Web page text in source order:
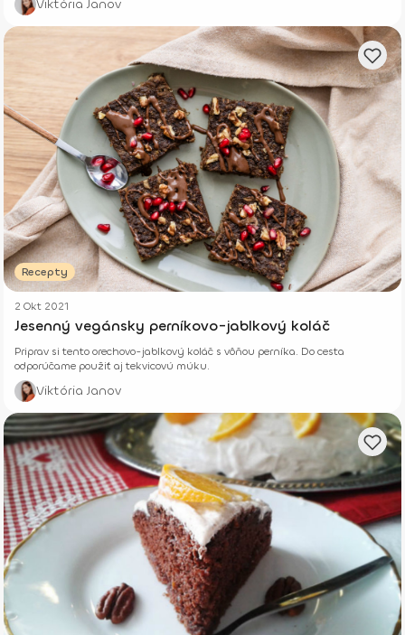
Viktória Janov
Recepty
2 Okt 2021
Jesenný vegánsky perníkovo-jablkový koláč
Priprav si tento orechovo-jablkový koláč s vôňou perníka. Do cesta
odporúčame použiť aj tekvicovú múku.
Viktória Janov